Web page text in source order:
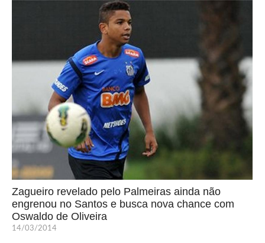
Zagueiro revelado pelo Palmeiras ainda não
engrenou no Santos e busca nova chance com
Oswaldo de Oliveira
14/03/2014